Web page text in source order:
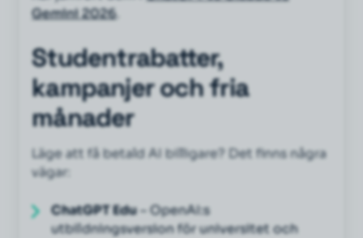
Gemini 2026.
Studentrabatter,
kampanjer och fria
månader
Läge att få betald AI billigare? Det finns några
vägar:
ChatGPT Edu– OpenAI:s
utbildningsversion för universitet och